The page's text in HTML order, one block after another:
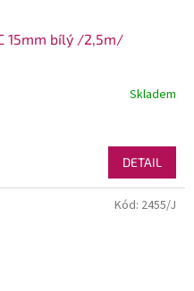
15mm bílý /2,5m/
Skladem
DETAIL
Kód: 2455/J